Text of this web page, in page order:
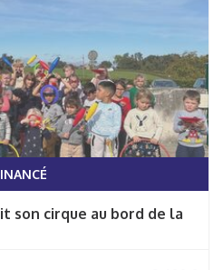
son cirque au bord de la